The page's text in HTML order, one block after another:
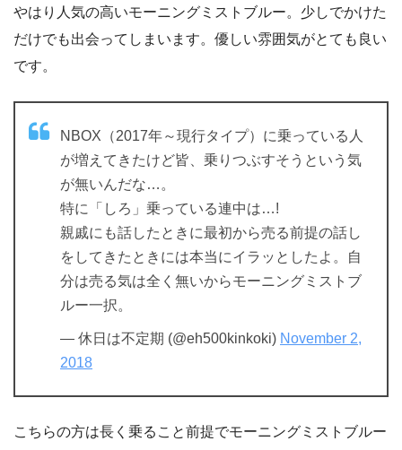
やはり人気の高いモーニングミストブルー。少しでかけた
だけでも出会ってしまいます。優しい雰囲気がとても良い
です。
NBOX（2017年～現行タイプ）に乗っている人
が増えてきたけど皆、乗りつぶすそうという気
が無いんだな…。
特に「しろ」乗っている連中は…!
親戚にも話したときに最初から売る前提の話し
をしてきたときには本当にイラッとしたよ。自
分は売る気は全く無いからモーニングミストブ
ルー一択。
— 休日は不定期 (@eh500kinkoki) November 2,
2018
こちらの方は長く乗ること前提でモーニングミストブルー